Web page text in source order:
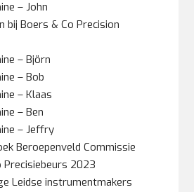
– John
bij Boers & Co Precision
– Björn
– Bob
– Klaas
– Ben
– Jeffry
Beroepenveld Commissie
Precisiebeurs 2023
Leidse instrumentmakers